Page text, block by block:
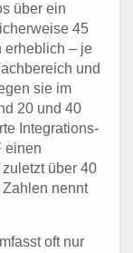
über ein
45
erheblich – je
und
sie im
20 und 40
Integrations-
einen
über 40
nennt
oft nur